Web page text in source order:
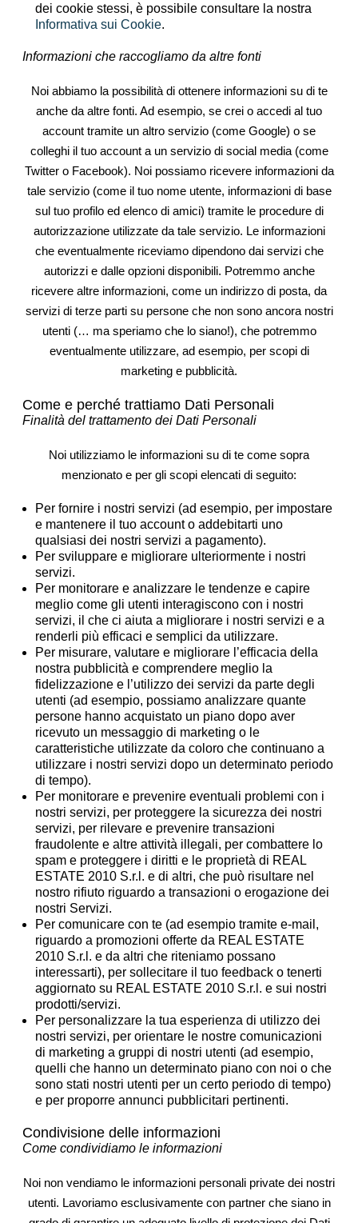
dei cookie stessi, è possibile consultare la nostra
Informativa sui Cookie.
Informazioni che raccogliamo da altre fonti
Noi abbiamo la possibilità di ottenere informazioni su di te
anche da altre fonti. Ad esempio, se crei o accedi al tuo
account tramite un altro servizio (come Google) o se
colleghi il tuo account a un servizio di social media (come
Twitter o Facebook). Noi possiamo ricevere informazioni da
tale servizio (come il tuo nome utente, informazioni di base
sul tuo profilo ed elenco di amici) tramite le procedure di
autorizzazione utilizzate da tale servizio. Le informazioni
che eventualmente riceviamo dipendono dai servizi che
autorizzi e dalle opzioni disponibili. Potremmo anche
ricevere altre informazioni, come un indirizzo di posta, da
servizi di terze parti su persone che non sono ancora nostri
utenti (… ma speriamo che lo siano!), che potremmo
eventualmente utilizzare, ad esempio, per scopi di
marketing e pubblicità.
Come e perché trattiamo Dati Personali
Finalità del trattamento dei Dati Personali
Noi utilizziamo le informazioni su di te come sopra
menzionato e per gli scopi elencati di seguito:
Per fornire i nostri servizi (ad esempio, per impostare
e mantenere il tuo account o addebitarti uno
qualsiasi dei nostri servizi a pagamento).
Per sviluppare e migliorare ulteriormente i nostri
servizi.
Per monitorare e analizzare le tendenze e capire
meglio come gli utenti interagiscono con i nostri
servizi, il che ci aiuta a migliorare i nostri servizi e a
renderli più efficaci e semplici da utilizzare.
Per misurare, valutare e migliorare l’efficacia della
nostra pubblicità e comprendere meglio la
fidelizzazione e l’utilizzo dei servizi da parte degli
utenti (ad esempio, possiamo analizzare quante
persone hanno acquistato un piano dopo aver
ricevuto un messaggio di marketing o le
caratteristiche utilizzate da coloro che continuano a
utilizzare i nostri servizi dopo un determinato periodo
di tempo).
Per monitorare e prevenire eventuali problemi con i
nostri servizi, per proteggere la sicurezza dei nostri
servizi, per rilevare e prevenire transazioni
fraudolente e altre attività illegali, per combattere lo
spam e proteggere i diritti e le proprietà di REAL
ESTATE 2010 S.r.l. e di altri, che può risultare nel
nostro rifiuto riguardo a transazioni o erogazione dei
nostri Servizi.
Per comunicare con te (ad esempio tramite e-mail,
riguardo a promozioni offerte da REAL ESTATE
2010 S.r.l. e da altri che riteniamo possano
interessarti), per sollecitare il tuo feedback o tenerti
aggiornato su REAL ESTATE 2010 S.r.l. e sui nostri
prodotti/servizi.
Per personalizzare la tua esperienza di utilizzo dei
nostri servizi, per orientare le nostre comunicazioni
di marketing a gruppi di nostri utenti (ad esempio,
quelli che hanno un determinato piano con noi o che
sono stati nostri utenti per un certo periodo di tempo)
e per proporre annunci pubblicitari pertinenti.
Condivisione delle informazioni
Come condividiamo le informazioni
Noi non vendiamo le informazioni personali private dei nostri
utenti. Lavoriamo esclusivamente con partner che siano in